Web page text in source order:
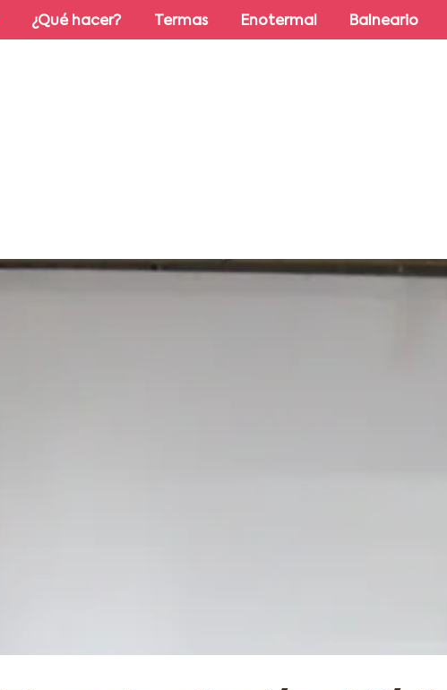
¿Qué hacer? Termas Enotermal Balneario